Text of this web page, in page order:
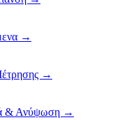
→
→
& Ανύψωση →